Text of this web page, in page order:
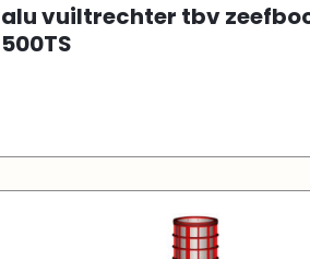
alu vuiltrechter tbv
500TS